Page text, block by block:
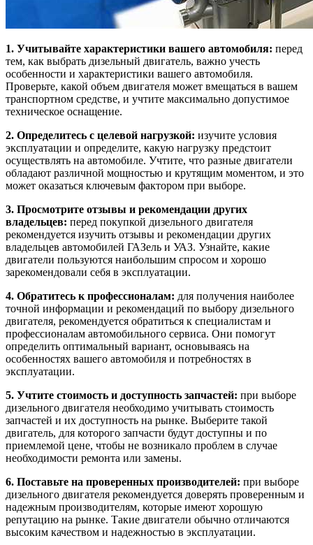
1. Учитывайте характеристики вашего автомобиля: перед
тем, как выбрать дизельный двигатель, важно учесть
особенности и характеристики вашего автомобиля.
Проверьте, какой объем двигателя может вмещаться в вашем
транспортном средстве, и учтите максимально допустимое
техническое оснащение.
2. Определитесь с целевой нагрузкой: изучите условия
эксплуатации и определите, какую нагрузку предстоит
осуществлять на автомобиле. Учтите, что разные двигатели
обладают различной мощностью и крутящим моментом, и это
может оказаться ключевым фактором при выборе.
3. Просмотрите отзывы и рекомендации других
владельцев: перед покупкой дизельного двигателя
рекомендуется изучить отзывы и рекомендации других
владельцев автомобилей ГАЗель и УАЗ. Узнайте, какие
двигатели пользуются наибольшим спросом и хорошо
зарекомендовали себя в эксплуатации.
4. Обратитесь к профессионалам: для получения наиболее
точной информации и рекомендаций по выбору дизельного
двигателя, рекомендуется обратиться к специалистам и
профессионалам автомобильного сервиса. Они помогут
определить оптимальный вариант, основываясь на
особенностях вашего автомобиля и потребностях в
эксплуатации.
5. Учтите стоимость и доступность запчастей: при выборе
дизельного двигателя необходимо учитывать стоимость
запчастей и их доступность на рынке. Выберите такой
двигатель, для которого запчасти будут доступны и по
приемлемой цене, чтобы не возникало проблем в случае
необходимости ремонта или замены.
6. Поставьте на проверенных производителей: при выборе
дизельного двигателя рекомендуется доверять проверенным и
надежным производителям, которые имеют хорошую
репутацию на рынке. Такие двигатели обычно отличаются
высоким качеством и надежностью в эксплуатации.